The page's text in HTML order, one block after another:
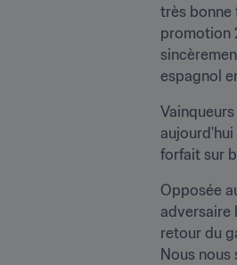
très bonne
promotion
espagnol
forfait sur
Opposée
adversaire
retour du
Nous